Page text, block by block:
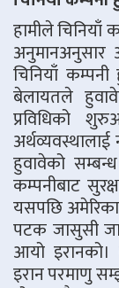
हामीले चिनियाँ
अनुमानअनुसार
चिनियाँ
बेलायतले
प्रविधिको
हुवावेको
कम्पनीबाट
यसपछि
पटक जासुसी
आयो
इरान परमाणु